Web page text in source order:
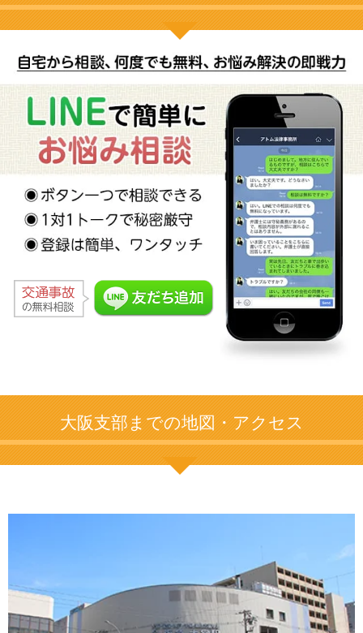
大阪支部までの地図・アクセス